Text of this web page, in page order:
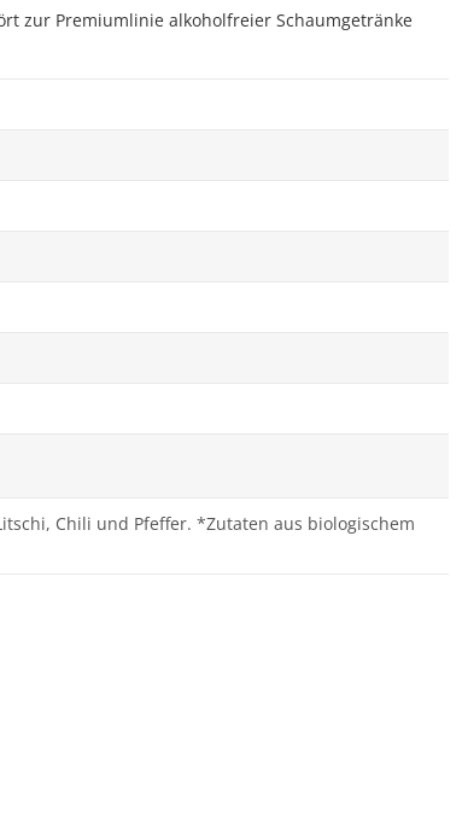
zur Premiumlinie alkoholfreier Schaumgetränke
Chili und Pfeffer. *Zutaten aus biologischem